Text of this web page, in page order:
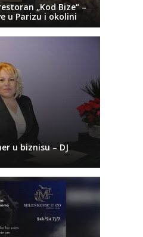
„Kod Bize“ –
u Parizu i okolini
u biznisu – DJ